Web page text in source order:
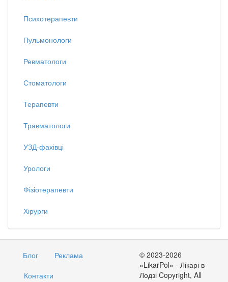
Психотерапевти
Пульмонологи
Ревматологи
Стоматологи
Терапевти
Травматологи
УЗД-фахівці
Урологи
Фізіотерапевти
Хірурги
Блог
Реклама
Контакти
© 2023-2026
«LikarPol» - Лікарі в
Лодзі Copyright, All